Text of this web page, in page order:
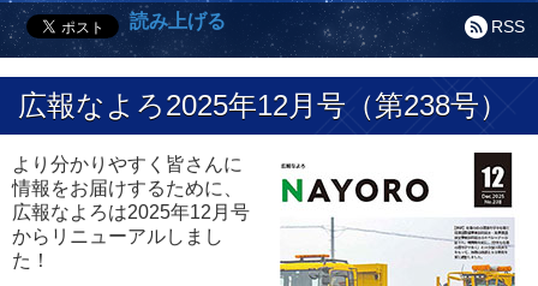
RSS
読み上げる
広報なよろ2025年12月号（第238号）
より分かりやすく皆さんに
情報をお届けするために、
広報なよろは2025年12月号
からリニューアルしまし
た！